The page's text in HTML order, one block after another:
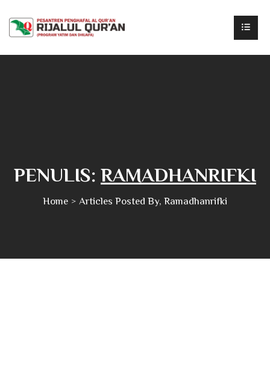
PENULIS: RAMADHANRIFKI
Home Articles Posted By, Ramadhanrifki